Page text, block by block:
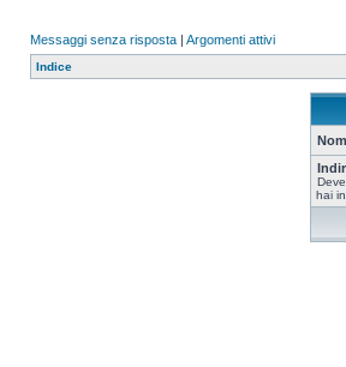
Messaggi senza risposta | Argomenti attivi
Indice
hai